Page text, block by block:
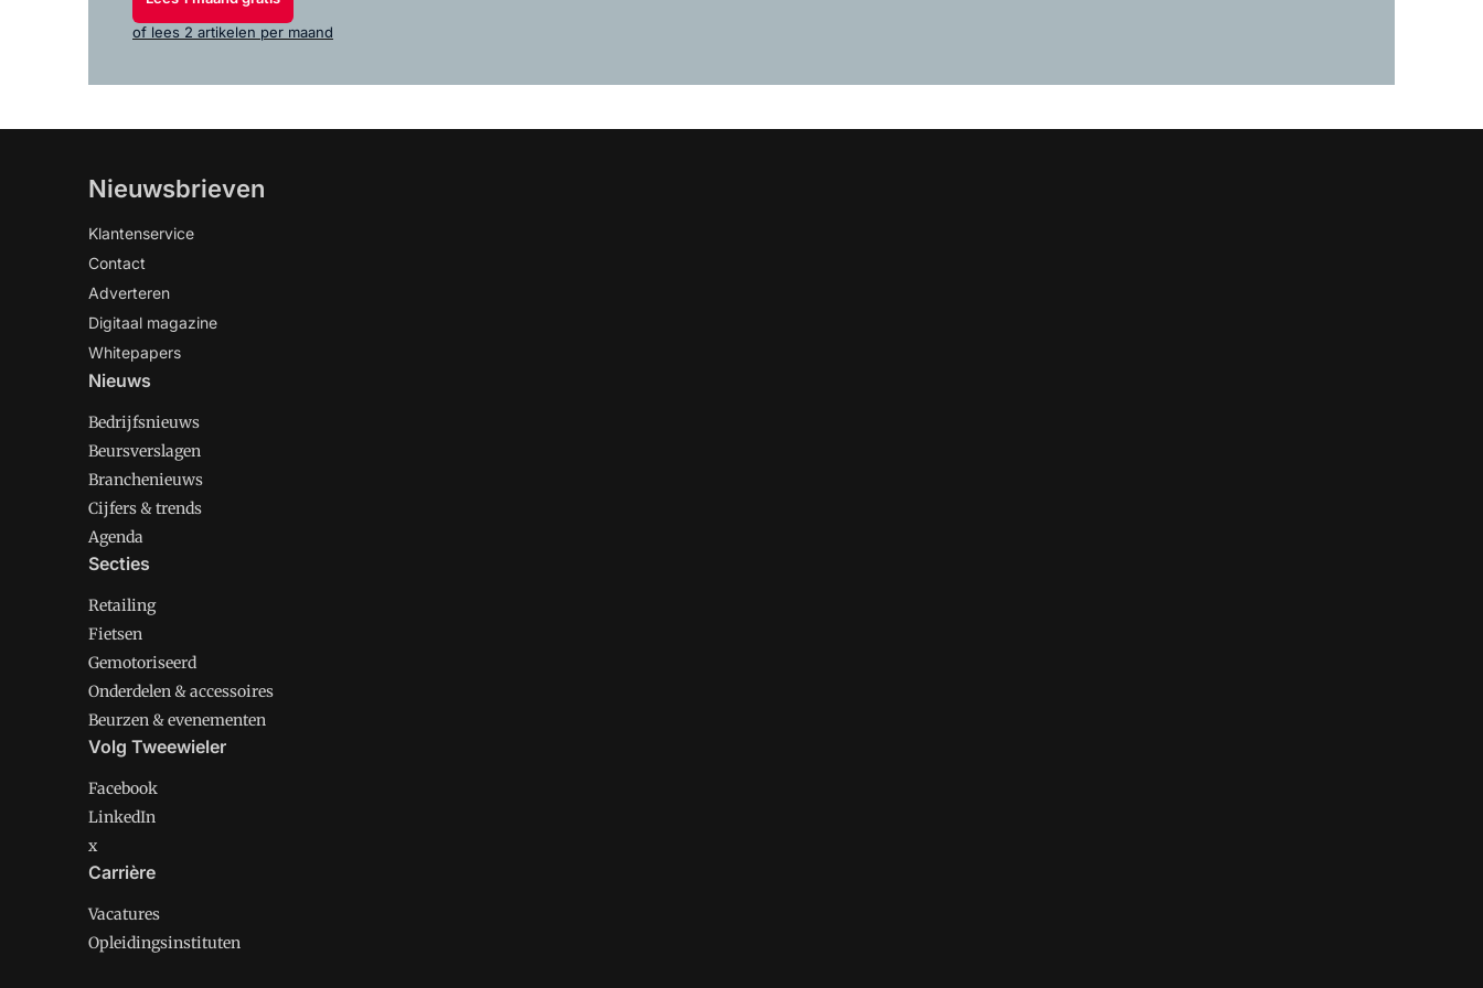
of lees 2 artikelen per maand
Nieuwsbrieven
Klantenservice
Contact
Adverteren
Digitaal magazine
Whitepapers
Nieuws
Bedrijfsnieuws
Beursverslagen
Branchenieuws
Cijfers & trends
Agenda
Secties
Retailing
Fietsen
Gemotoriseerd
Onderdelen & accessoires
Beurzen & evenementen
Volg Tweewieler
Facebook
LinkedIn
x
Carrière
Vacatures
Opleidingsinstituten